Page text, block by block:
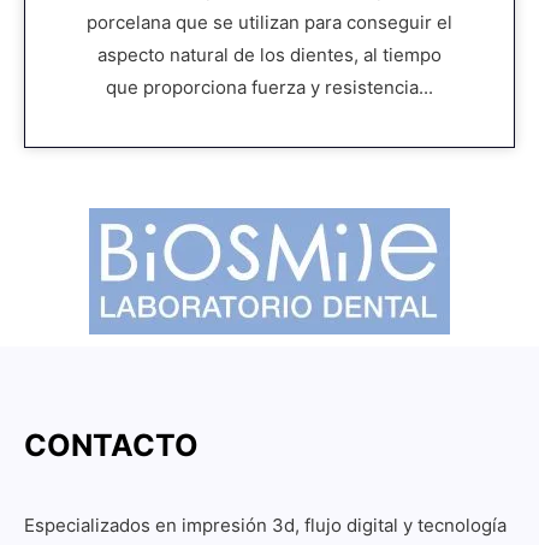
porcelana que se utilizan para conseguir el
aspecto natural de los dientes, al tiempo
que proporciona fuerza y resistencia...
CONTACTO
Especializados en impresión 3d, flujo digital y tecnología